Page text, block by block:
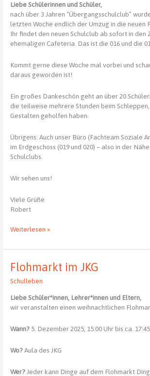
Liebe Schülerinnen und Schüler,
nach über 3 Jahren “Übergangsschulclub”
letzten Woche endlich der Umzug in die neuen
Ihr findet den neuen Schulclub ab sofort in den
ehemaligen Cafeteria. Das ist die 016 und die
Kommt gerne diese Woche mal vorbei und
daraus geworden ist!
Ein großes Dankeschön geht an über 20
die teilweise mehrere Stunden beim
Gestalten geholfen haben.
Übrigens: Auch unser Büro (Fachteam Soziale
im Erdgeschoss (019 und 020) – also in der
Schulclubs.
Wir sehen uns!
Viele Grüße
Robert
Der
ist
Weiterlesen »
Flohmarkt im JKG
Schulleben
Liebe Schüler*innen, Lehrer*innen und Eltern,
wir veranstalten einen weihnachtlichen
Wann? 5. Dezember 2025, 15:00 Uhr bis ca.
Wo?Aula des JKG
Wer? Jeder kann Dinge auf dem Flohmarkt